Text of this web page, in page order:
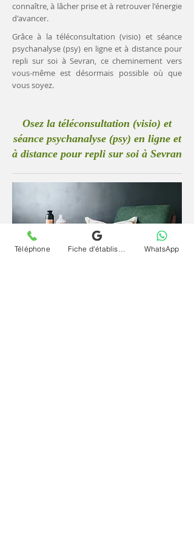
connaître, à lâcher prise et à retrouver l'énergie
d'avancer.
Grâce à la téléconsultation (visio) et séance
psychanalyse (psy) en ligne et à distance pour
repli sur soi à Sevran, ce cheminement vers
vous-même est désormais possible où que
vous soyez.
Osez la téléconsultation (visio) et
séance psychanalyse (psy) en ligne et
à distance pour repli sur soi à Sevran
Téléphone WhatsApp